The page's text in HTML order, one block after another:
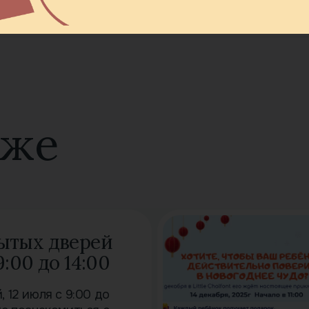
дверей
до 14:00
12 июля с 9:00 до